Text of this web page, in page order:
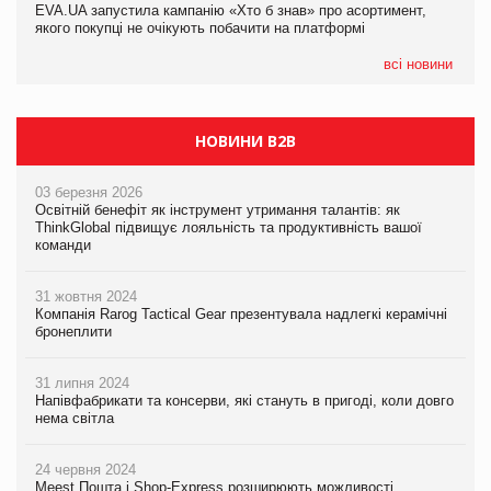
EVA.UA запустила кампанію «Хто б знав» про асортимент,
якого покупці не очікують побачити на платформі
всі новини
05.08.2026
Мережа супермаркетів VARUS купує мережу магазинів
НОВИНИ B2B
03 березня 2026
Освітній бенефіт як інструмент утримання талантів: як
ThinkGlobal підвищує лояльність та продуктивність вашої
команди
31 жовтня 2024
Компанія Rarog Tactical Gear презентувала надлегкі керамічні
бронеплити
31 липня 2024
Напівфабрикати та консерви, які стануть в пригоді, коли довго
нема світла
24 червня 2024
Meest Пошта і Shop-Express розширюють можливості